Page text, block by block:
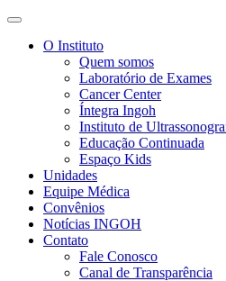
O Instituto
Quem somos
Laboratório de Exames
Cancer Center
Íntegra Ingoh
Instituto de
Educação Continuada
Espaço Kids
Unidades
Equipe Médica
Convênios
Notícias INGOH
Contato
Fale Conosco
Canal de Transparência